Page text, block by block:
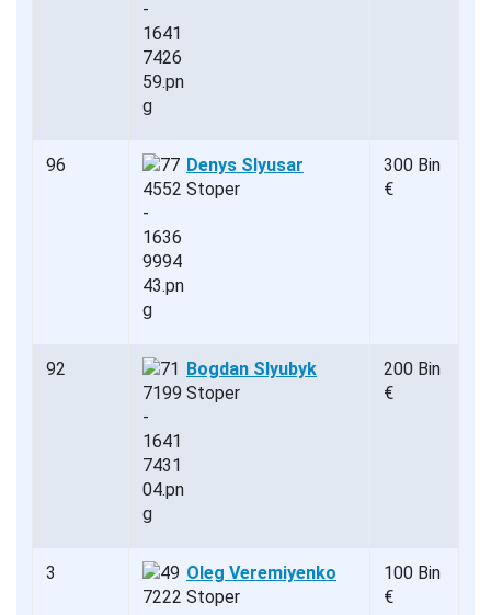
96
Denys Slyusar
Stoper
300 Bin
€
92
Bogdan Slyubyk
Stoper
200 Bin
€
3
Oleg Veremiyenko
Stoper
100 Bin
€